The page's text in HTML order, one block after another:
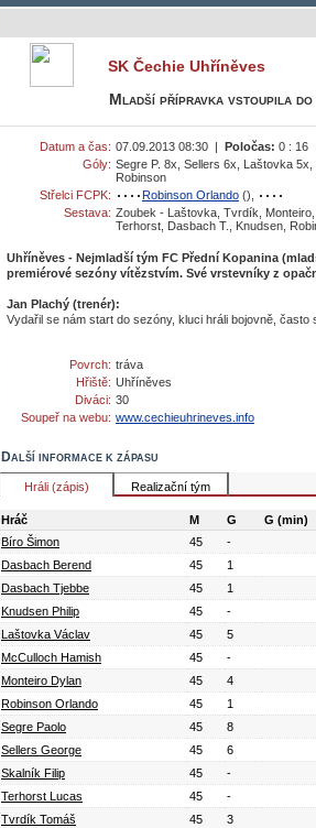
SK Čechie Uhříněves
Mladší přípravka vstoupila
Datum a čas: 07.09.2013 08:30 | Poločas: 0 : 16
Góly: Segre P. 8x, Sellers 6x, Laštovka
Robinson
Střelci FCPK:
Robinson Orlando (),
Sestava: Zoubek - Laštovka, Tvrdík,
Terhorst, Dasbach T., Knudsen,
Uhříněves - Nejmladší tým FC Přední Kopanina
premiérové sezóny vítězstvím. Své vrstevníky z
Jan Plachý (trenér):
Vydařil se nám start do sezóny, kluci hráli bojovně,
Povrch: tráva
Hřiště: Uhříněves
Diváci: 30
Soupeř na webu: www.cechieuhrineves.info
Další informace k zápasu
Hráli (zápis) Realizační tým
Hráč M G
G (min)
Bíro Šimon
45
-
Dasbach Berend
45
1
Dasbach Tjebbe
45
1
Knudsen Philip
45
-
Laštovka Václav
45
5
McCulloch Hamish
45
-
Monteiro Dylan
45
4
Robinson Orlando
45
1
Segre Paolo
45
8
Sellers George
45
6
Skalník Filip
45
-
Terhorst Lucas
45
-
Tvrdík Tomáš
45
3